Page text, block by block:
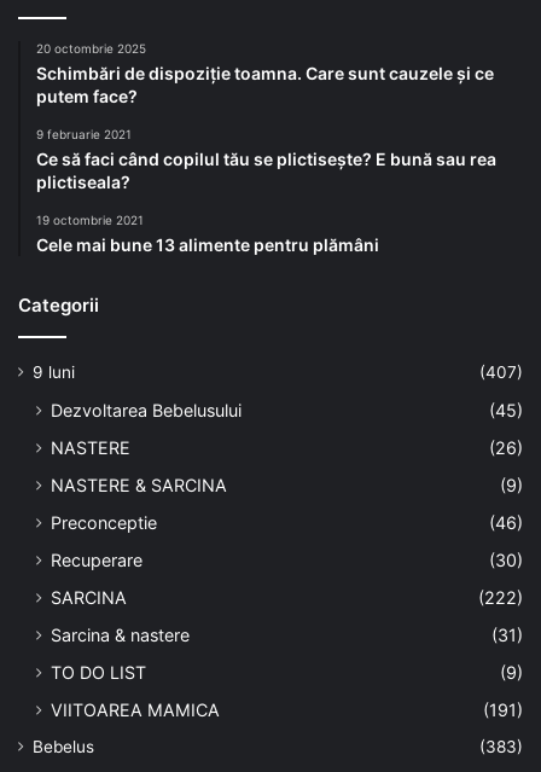
20 octombrie 2025
Schimbări de dispoziție toamna. Care sunt cauzele și ce
putem face?
9 februarie 2021
Ce să faci când copilul tău se plictisește? E bună sau rea
plictiseala?
19 octombrie 2021
Cele mai bune 13 alimente pentru plămâni
Categorii
9 luni (407)
Dezvoltarea Bebelusului
(45)
NASTERE
(26)
NASTERE & SARCINA
(9)
Preconceptie
(46)
Recuperare
(30)
SARCINA
(222)
Sarcina & nastere
(31)
TO DO LIST
(9)
VIITOAREA MAMICA
(191)
Bebelus (383)